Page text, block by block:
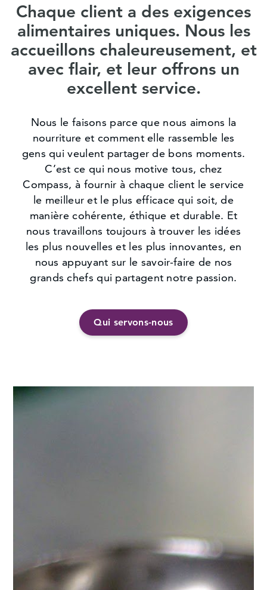
Chaque client a des exigences
alimentaires uniques. Nous les
accueillons chaleureusement, et
avec flair, et leur offrons un
excellent service.
Nous le faisons parce que nous aimons la
nourriture et comment elle rassemble les
gens qui veulent partager de bons moments.
C’est ce qui nous motive tous, chez
Compass, à fournir à chaque client le service
le meilleur et le plus efficace qui soit, de
manière cohérente, éthique et durable. Et
nous travaillons toujours à trouver les idées
les plus nouvelles et les plus innovantes, en
nous appuyant sur le savoir-faire de nos
grands chefs qui partagent notre passion.
Qui servons-nous